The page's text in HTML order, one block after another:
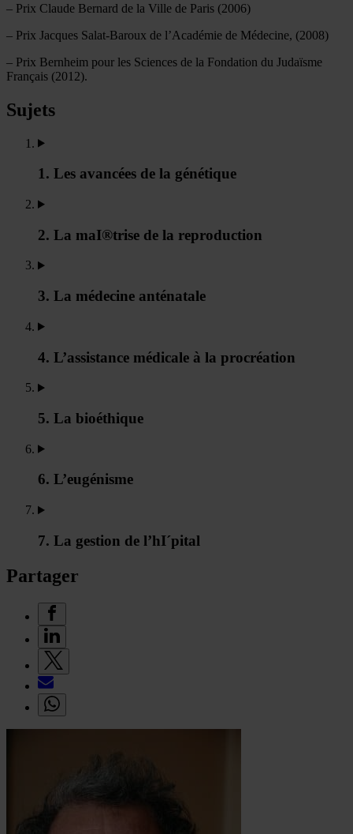
– Prix Claude Bernard de la Ville de Paris (2006)
– Prix Jacques Salat-Baroux de l’Académie de Médecine, (2008)
– Prix Bernheim pour les Sciences de la Fondation du Judaïsme
Français (2012).
Sujets
1. Les avancées de la génétique
2. La maI®trise de la reproduction
3. La médecine anténatale
4. L’assistance médicale à la procréation
5. La bioéthique
6. L’eugénisme
7. La gestion de l’hI´pital
Partager